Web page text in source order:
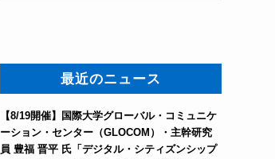
最近のニュース
【8/19開催】国際大学グローバル・コミュニケ
ーション・センター（GLOCOM）・主幹研究
員 豊福 晋平 氏「デジタル・シティズンシップ